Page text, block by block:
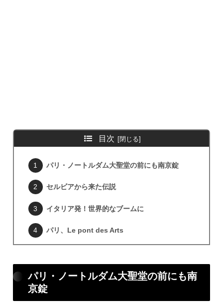
目次
パリ・ノートルダム大聖堂の前にも南京錠
セルビアから来た伝説
イタリア発！世界的なブームに
パリ、Le pont des Arts
パリ・ノートルダム大聖堂の前にも南
京錠